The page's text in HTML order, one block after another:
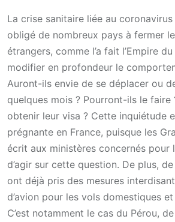
La crise sanitaire liée au
obligé de nombreux pays à fermer
étrangers, comme l’a fait l’Empire
modifier en profondeur le
Auront-ils envie de se déplacer ou
quelques mois ? Pourront-ils le faire
obtenir leur visa ? Cette inquiétude
prégnante en France, puisque les
écrit aux ministères concernés pour
d’agir sur cette question. De plus,
ont déjà pris des mesures
d’avion pour les vols domestiques
C’est notamment le cas du Pérou,